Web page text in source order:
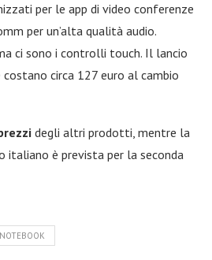
per le app di video conferenze
per un’alta qualità audio.
ci sono i controlli touch. Il lancio
circa 127 euro al cambio
degli altri prodotti, mentre la
italiano è prevista per la seconda
NOTEBOOK